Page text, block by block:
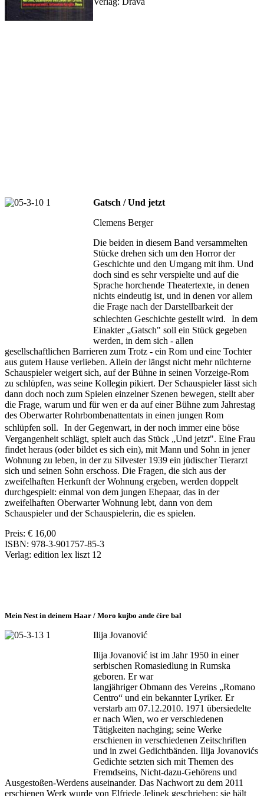
Gatsch / Und jetzt
Clemens Berger
Die beiden in diesem Band versammelten
Stücke drehen sich um den Horror der
Geschichte und den Umgang mit ihm. Und
doch sind es sehr verspielte und auf die
Sprache horchende Theatertexte, in denen
nichts eindeutig ist, und in denen vor allem
die Frage nach der Darstellbarkeit der
schlechten Geschichte gestellt wird. In dem
Einakter „Gatsch" soll ein Stück gegeben
werden, in dem sich - allen
gesellschaftlichen Barrieren zum Trotz - ein Rom und eine Tochter
aus gutem Hause verlieben. Allein der längst nicht mehr nüchterne
Schauspieler weigert sich, auf der Bühne in seinen Vorzeige-Rom
zu schlüpfen, was seine Kollegin pikiert. Der Schauspieler lässt sich
dann doch noch zum Spielen einzelner Szenen bewegen, stellt aber
die Frage, warum und für wen er da auf einer Bühne zum Jahrestag
des Oberwarter Rohrbombenattentats in einen jungen Rom
schlüpfen soll. In der Gegenwart, in der noch immer eine böse
Vergangenheit schlägt, spielt auch das Stück „Und jetzt". Eine Frau
findet heraus (oder bildet es sich ein), mit Mann und Sohn in jener
Wohnung zu leben, in der zu Silvester 1939 ein jüdischer Tierarzt
sich und seinen Sohn erschoss. Die Fragen, die sich aus der
zweifelhaften Herkunft der Wohnung ergeben, werden doppelt
durchgespielt: einmal von dem jungen Ehepaar, das in der
zweifelhaften Oberwarter Wohnung lebt, dann von dem
Schauspieler und der Schauspielerin, die es spielen.
Preis: € 16,00
ISBN: 978-3-901757-85-3
Verlag: edition lex liszt 12
Mein Nest in deinem Haar / Moro kujbo ande ćire bal
Ilija Jovanović
Ilija Jovanović ist im Jahr 1950 in einer
serbischen Romasiedlung in Rumska
geboren. Er war
langjähriger Obmann des Vereins „Romano
Centro“ und ein bekannter Lyriker. Er
verstarb am 07.12.2010. 1971 übersiedelte
er nach Wien, wo er verschiedenen
Tätigkeiten nachging; seine Werke
erschienen in verschiedenen Zeitschriften
und in zwei Gedichtbänden. Ilija Jovanovićs
Gedichte setzten sich mit Themen des
Fremdseins, Nicht-dazu-Gehörens und
Ausgestoßen-Werdens auseinander. Das Nachwort zu dem 2011
erschienen Werk wurde von Elfriede Jelinek geschrieben; sie hält